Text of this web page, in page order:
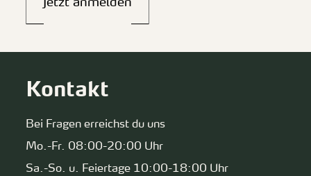
Jetzt anmelden
Kontakt
Bei Fragen erreichst du uns
Mo.-Fr. 08:00-20:00 Uhr
Sa.-So. u. Feiertage 10:00-18:00 Uhr